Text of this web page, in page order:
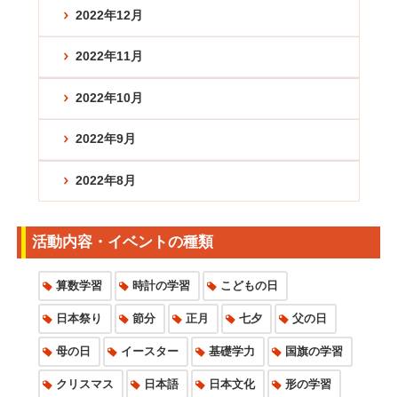
2022年12月
2022年11月
2022年10月
2022年9月
2022年8月
活動内容・イベントの種類
算数学習 時計の学習 こどもの日
日本祭り 節分 正月 七夕 父の日
母の日 イースター 基礎学力 国旗の学習
クリスマス 日本語 日本文化 形の学習